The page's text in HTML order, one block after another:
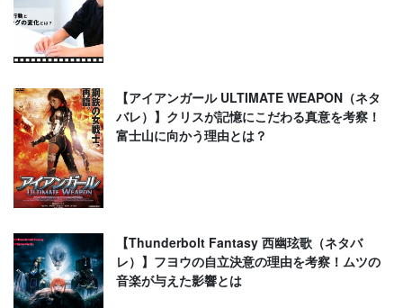
【アイアンガール ULTIMATE WEAPON（ネタ
バレ）】クリスが記憶にこだわる真意を考察！
富士山に向かう理由とは？
【Thunderbolt Fantasy 西幽玹歌（ネタバ
レ）】フヨウの自立決意の理由を考察！ムツの
音楽が与えた影響とは